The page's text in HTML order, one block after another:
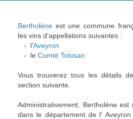
Bertholène est une commune
les vins d'appellations suivantes :
- l'Aveyron
- le Comté Tolosan
Vous trouverez tous les détails
section suivante.
Administrativement, Bertholène
dans le département de l'